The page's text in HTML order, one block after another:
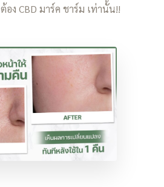
อง CBD มาร์ค ชาร์ม เท่านั้น!!